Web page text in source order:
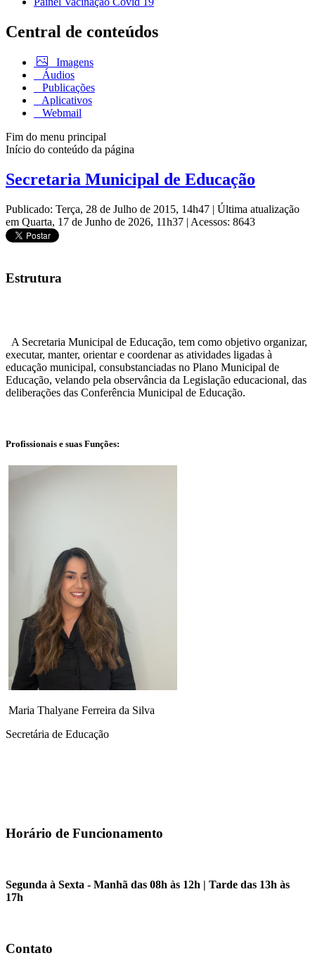
Central de conteúdos
Imagens
Áudios
Publicações
Aplicativos
Webmail
Fim do menu principal
Início do conteúdo da página
Secretaria Municipal de Educação
Publicado: Terça, 28 de Julho de 2015, 14h47 | Última atualização
em Quarta, 17 de Junho de 2026, 11h37 | Acessos: 8643
Estrutura
A Secretaria Municipal de Educação, tem como objetivo organizar,
executar, manter, orientar e coordenar as atividades ligadas à
educação municipal, consubstanciadas no Plano Municipal de
Educação, velando pela observância da Legislação educacional, das
deliberações das Conferência Municipal de Educação.
Profissionais e suas Funções:
Maria Thalyane Ferreira da Silva
Secretária de Educação
Horário de Funcionamento
Segunda à Sexta - Manhã das 08h às 12h | Tarde das 13h às
17h
Contato